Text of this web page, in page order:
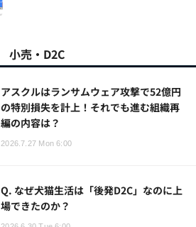
小売・D2C
アスクルはランサムウェア攻撃で52億円
の特別損失を計上！それでも進む組織再
編の内容は？
2026.7.27 Mon 6:00
Q. なぜ犬猫生活は「後発D2C」なのに上
場できたのか？